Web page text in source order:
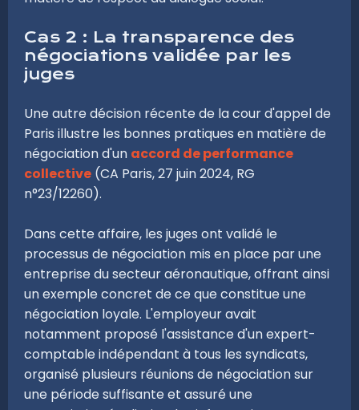
Cas 2 : La transparence des
négociations validée par les
juges
Une autre décision récente de la cour d'appel de
Paris illustre les bonnes pratiques en matière de
négociation d'un accord de performance
collective (CA Paris, 27 juin 2024, RG
n°23/12260).
Dans cette affaire, les juges ont validé le
processus de négociation mis en place par une
entreprise du secteur aéronautique, offrant ainsi
un exemple concret de ce que constitue une
négociation loyale. L'employeur avait
notamment proposé l'assistance d'un expert-
comptable indépendant à tous les syndicats,
organisé plusieurs réunions de négociation sur
une période suffisante et assuré une